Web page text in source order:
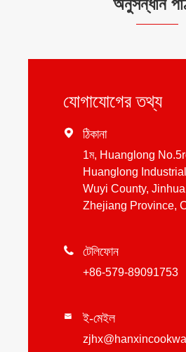
যোগাযোগের তথ্য
 ঠিকানা
1ম, Huanglong
Huanglong
Wuyi County,
Zhejiang Province,
 টেলিফোন
+86-579-89091753
 ই-মেইল